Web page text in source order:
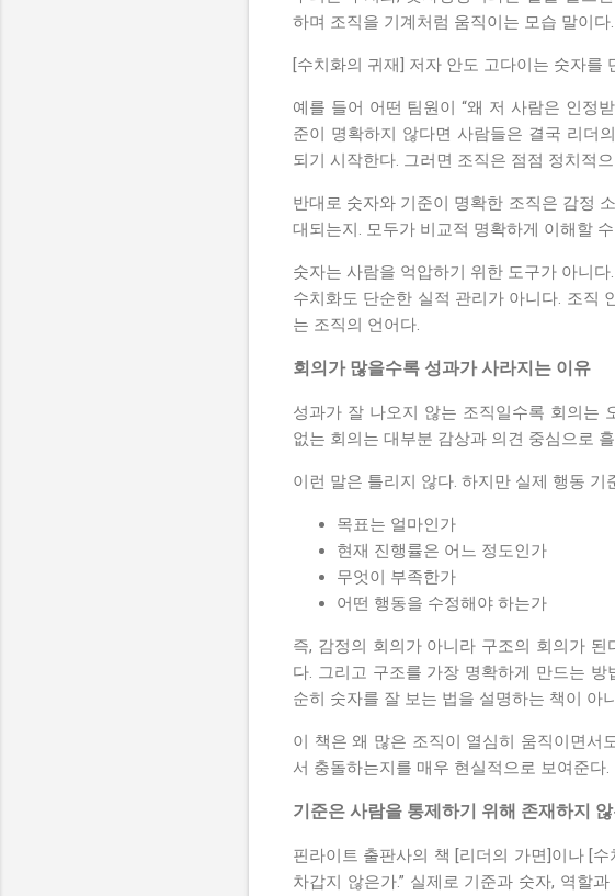
하며 조직을 기계처럼 움직이는 모습 말이
[수치화의 귀재] 저자 안도 고다이는 숫자를
예를 들어 어떤 팀원이 “왜 저 사람은 인정
준이 명확하지 않다면 사람들은 결국 리더
되기 시작한다. 그러면 조직은 점점 정치적
반대로 숫자와 기준이 명확한 조직은 감정
대되는지. 모두가 비교적 명확하게 이해할
숫자는 사람을 억압하기 위한 도구가 아니
수치화도 단순한 실적 관리가 아니다. 조직
는 조직의 언어다.
회의가 많을수록 성과가 사라지는 이유
성과가 잘 나오지 않는 조직일수록 회의는
없는 회의는 대부분 감상과 의견 중심으로
이런 말은 틀리지 않다. 하지만 실제 행동
목표는 얼마인가
현재 진행률은 어느 정도인가
무엇이 부족한가
어떤 행동을 수정해야 하는가
즉, 감정의 회의가 아니라 구조의 회의가
다. 그리고 구조를 가장 명확하게 만드는
순히 숫자를 잘 보는 법을 설명하는 책이 아
이 책은 왜 많은 조직이 열심히 움직이면서
서 충돌하는지를 매우 현실적으로 보여준다.
기준은 사람을 통제하기 위해 존재하지
핀라이트 출판사의 책 [리더의 가면]이나 [
차갑지 않은가.” 실제로 기준과 숫자, 역할